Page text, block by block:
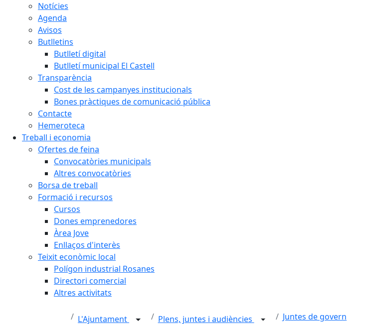
Notícies
Agenda
Avisos
Butlletins
Butlletí digital
Butlletí municipal El Castell
Transparència
Cost de les campanyes institucionals
Bones pràctiques de comunicació pública
Contacte
Hemeroteca
Treball i economia
Ofertes de feina
Convocatòries municipals
Altres convocatòries
Borsa de treball
Formació i recursos
Cursos
Dones emprenedores
Àrea Jove
Enllaços d'interès
Teixit econòmic local
Polígon industrial Rosanes
Directori comercial
Altres activitats
L'Ajuntament Plens, juntes i audiències Juntes de govern